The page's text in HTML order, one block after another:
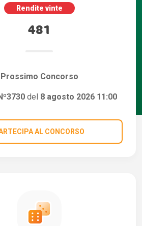
Rendite vinte
481
Prossimo Concorso
del 8 agosto 2026 11:00
AL CONCORSO